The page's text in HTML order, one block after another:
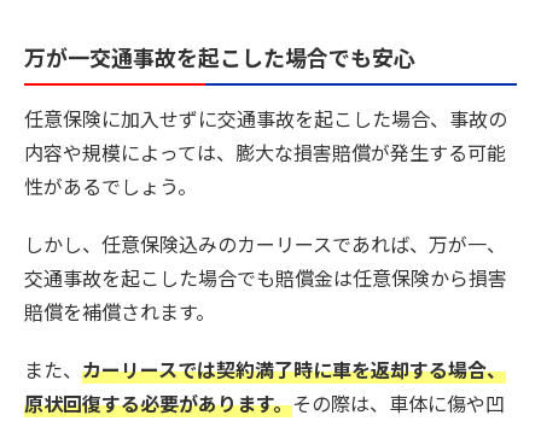
万が一交通事故を起こした場合でも安心
任意保険に加入せずに交通事故を起こした場合、事故の
内容や規模によっては、膨大な損害賠償が発生する可能
性があるでしょう。
しかし、任意保険込みのカーリースであれば、万が一、
交通事故を起こした場合でも賠償金は任意保険から損害
賠償を補償されます。
また、 カーリースでは契約満了時に車を返却する場合、
原状回復する必要があります。その際は、車体に傷や凹